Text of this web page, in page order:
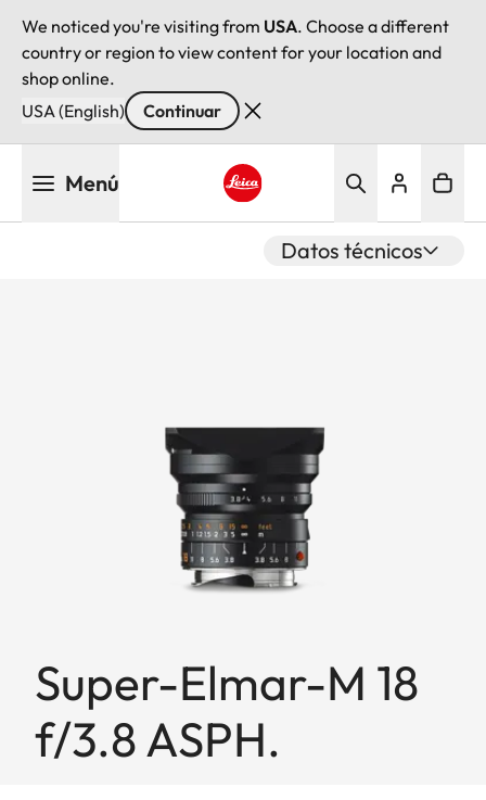
We noticed you're visiting from USA. Choose a different
country or region to view content for your location and
shop online.
USA (English)
Continuar
Menú
Datos técnicos
Super-Elmar-M 18
f/3.8 ASPH.